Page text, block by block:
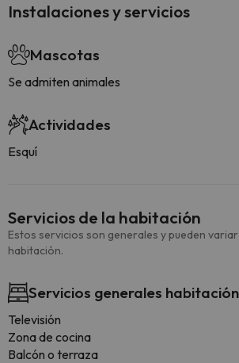
Instalaciones y servicios
Mascotas
Se admiten animales
Actividades
Esquí
Servicios de la habitación
Estos servicios son generales y pueden
habitación.
Servicios generales habitación
Televisión
Zona de cocina
Balcón o terraza